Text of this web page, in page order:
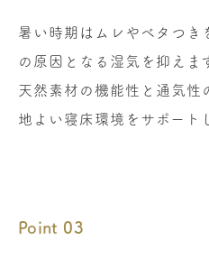
暑い時期はムレやベタつき
の原因となる湿気を抑えま
天然素材の機能性と通気性
地よい寝床環境をサポート
Point 03